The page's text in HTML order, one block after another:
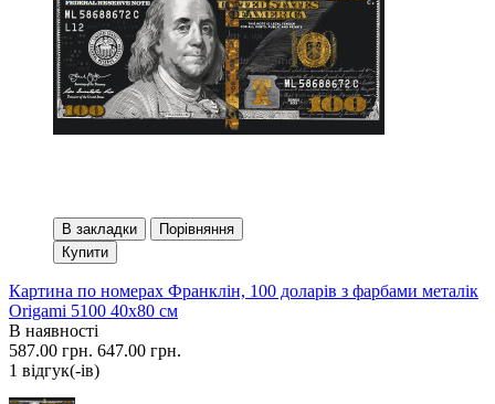
В закладки
Порівняння
Купити
Картина по номерах Франклін, 100 доларів з фарбами металік
Origami 5100 40x80 см
В наявності
587.00 грн. 647.00 грн.
1 вiдгук(-iв)